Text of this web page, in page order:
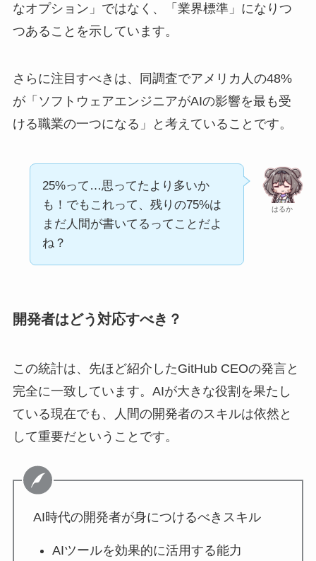
なオプション」ではなく、「業界標準」になりつ
つあることを示しています。
さらに注目すべきは、同調査でアメリカ人の48%
が「ソフトウェアエンジニアがAIの影響を最も受
ける職業の一つになる」と考えていることです。
はるか
25%って…思ってたより多いか
も！でもこれって、残りの75%は
まだ人間が書いてるってことだよ
ね？
開発者はどう対応すべき？
この統計は、先ほど紹介したGitHub CEOの発言と
完全に一致しています。AIが大きな役割を果たし
ている現在でも、人間の開発者のスキルは依然と
して重要だということです。
AI時代の開発者が身につけるべきスキル
AIツールを効果的に活用する能力